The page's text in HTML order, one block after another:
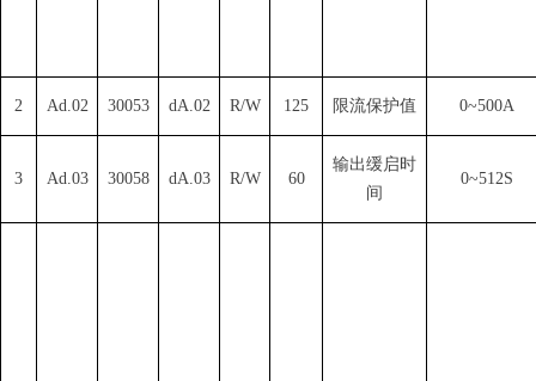
2 Ad.02 30053 dA.02 R/W 125 限流保护值 0~500A
3 Ad.03 30058 dA.03 R/W 60
输出缓启时
间
0~512S